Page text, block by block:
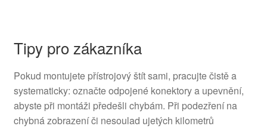
Tipy pro zákazníka
Pokud montujete přístrojový štít sami, pracujte čistě a
systematicky: označte odpojené konektory a upevnění,
abyste při montáži předešli chybám. Při podezření na
chybná zobrazení či nesoulad ujetých kilometrů